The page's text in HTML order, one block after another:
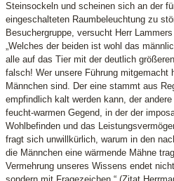
Steinsockeln und scheinen sich an der
eingeschalteten Raumbeleuchtung zu
Besuchergruppe, versucht Herr
„Welches der beiden ist wohl das
alle auf das Tier mit der deutlich
falsch! Wer unsere Führung
Männchen sind. Der eine stammt aus
empfindlich kalt werden kann, der
feucht-warmen Gegend, in der der
Wohlbefinden und das
fragt sich unwillkürlich, warum in den
die Männchen eine wärmende Mähne
Vermehrung unseres Wissens endet